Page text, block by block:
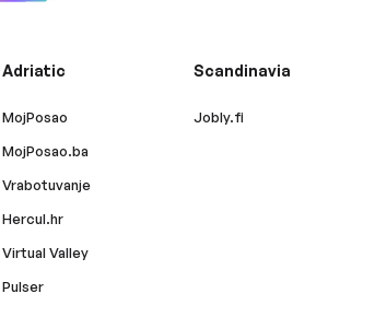
Adriatic
MojPosao
MojPosao.ba
Vrabotuvanje
Hercul.hr
Virtual Valley
Pulser
Scandinavia
Jobly.fi